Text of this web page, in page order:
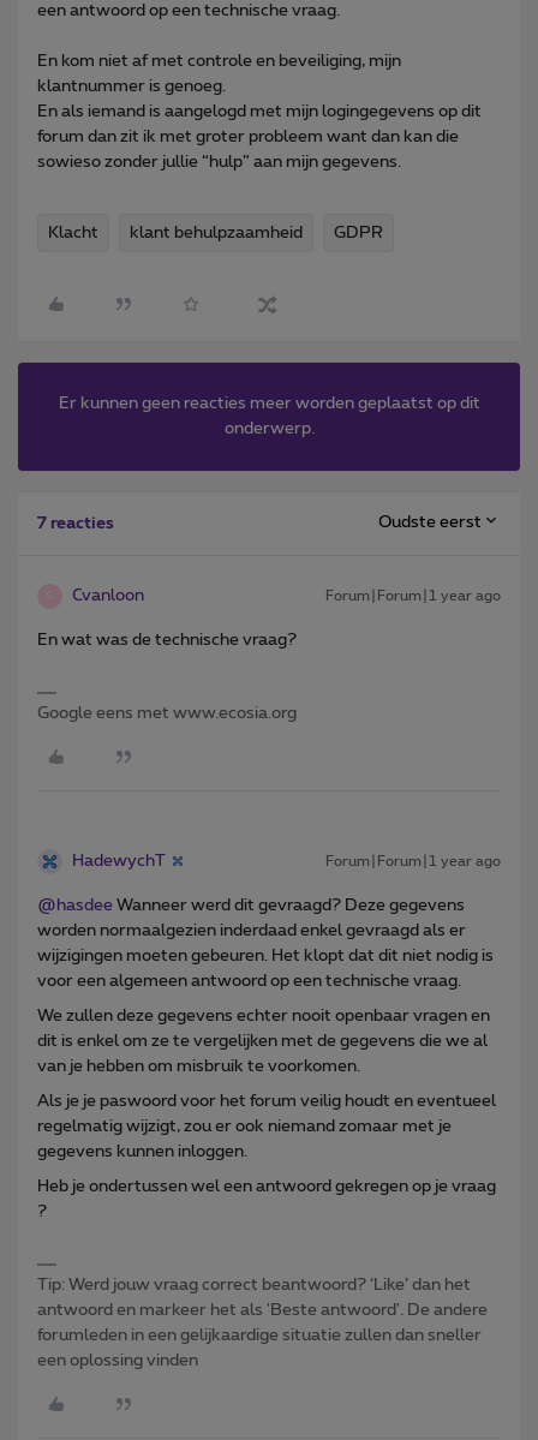
een antwoord op een technische vraag.
En kom niet af met controle en beveiliging, mijn
klantnummer is genoeg.
En als iemand is aangelogd met mijn logingegevens op dit
forum dan zit ik met groter probleem want dan kan die
sowieso zonder jullie “hulp” aan mijn gegevens.
Klacht klant behulpzaamheid GDPR
Er kunnen geen reacties meer worden geplaatst op dit
onderwerp.
7 reacties Oudste eerst
Cvanloon Forum|Forum|1 year ago
En wat was de technische vraag?
Google eens met www.ecosia.org
HadewychT Forum|Forum|1 year ago
@hasdee Wanneer werd dit gevraagd? Deze gegevens
worden normaalgezien inderdaad enkel gevraagd als er
wijzigingen moeten gebeuren. Het klopt dat dit niet nodig is
voor een algemeen antwoord op een technische vraag.
We zullen deze gegevens echter nooit openbaar vragen en
dit is enkel om ze te vergelijken met de gegevens die we al
van je hebben om misbruik te voorkomen.
Als je je paswoord voor het forum veilig houdt en eventueel
regelmatig wijzigt, zou er ook niemand zomaar met je
gegevens kunnen inloggen.
Heb je ondertussen wel een antwoord gekregen op je vraag
?
Tip: Werd jouw vraag correct beantwoord? ‘Like’ dan het
antwoord en markeer het als 'Beste antwoord'. De andere
forumleden in een gelijkaardige situatie zullen dan sneller
een oplossing vinden